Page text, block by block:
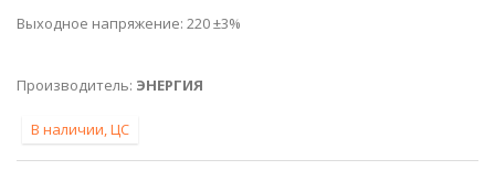
Выходное напряжение: 220 ±3%
Производитель: ЭНЕРГИЯ
В наличии, ЦС